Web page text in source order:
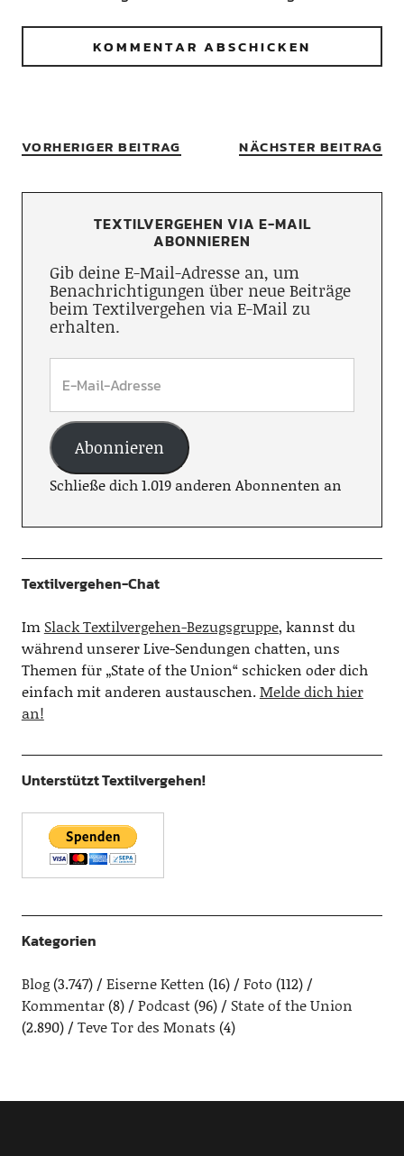
VORHERIGER BEITRAG NÄCHSTER BEITRAG
TEXTILVERGEHEN VIA E-MAIL
ABONNIEREN
Gib deine E-Mail-Adresse an, um
Benachrichtigungen über neue Beiträge
beim Textilvergehen via E-Mail zu
erhalten.
Abonnieren
Schließe dich 1.019 anderen Abonnenten an
Textilvergehen-Chat
Im Slack Textilvergehen-Bezugsgruppe, kannst du
während unserer Live-Sendungen chatten, uns
Themen für „State of the Union“ schicken oder dich
einfach mit anderen austauschen.Melde dich hier
an!
Unterstützt Textilvergehen!
Kategorien
Blog(3.747) Eiserne Ketten (16) Foto (112)
Kommentar(8) Podcast(96)
State of the Union
(2.890)
Teve Tor des Monats (4)